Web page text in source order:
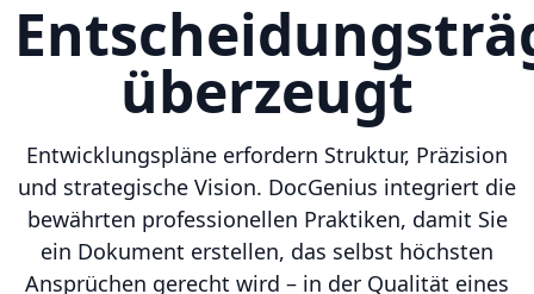
überzeugt
Entwicklungspläne erfordern Struktur, Präzision
und strategische Vision. DocGenius integriert die
bewährten professionellen Praktiken, damit Sie
ein Dokument erstellen, das selbst höchsten
Ansprüchen gerecht wird – in der Qualität eines